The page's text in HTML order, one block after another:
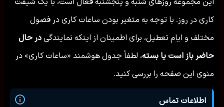
کاری در روز. با توجه به متغیر بودن ساعات کاری در فصول
مختلف و ایام تعطیل، برای اطمینان از اینکه نمایندگی در حال
حاضر باز است یا بسته، لطفاً جدول هوشمند «ساعات کاری» در
منوی این صفحه را بررسی کنید.
اطلاعات تماس